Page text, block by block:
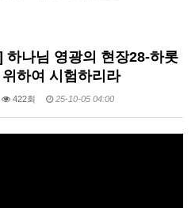
하나님 영광의 현장28-하롯
하여 시험하리라
422회 25-10-05 04:00